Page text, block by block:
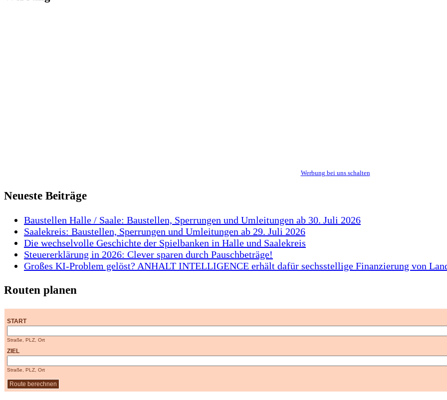
Werbung bei uns schalten
Neueste Beiträge
Baustellen Halle / Saale: Baustellen, Sperrungen und Umleitungen ab 30. Juli 2026
Saalekreis: Baustellen, Sperrungen und Umleitungen ab 29. Juli 2026
Die wechselvolle Geschichte der Spielbanken in Halle und Saalekreis
Steuererklärung in 2026: Clever sparen durch Pauschbeträge!
Großes KI-Problem gelöst? ANHALT INTELLIGENCE erhält dafür sechsstellige Finanzierung von
Routen planen
START
Straße, PLZ, Ort
ZIEL
Straße, PLZ, Ort